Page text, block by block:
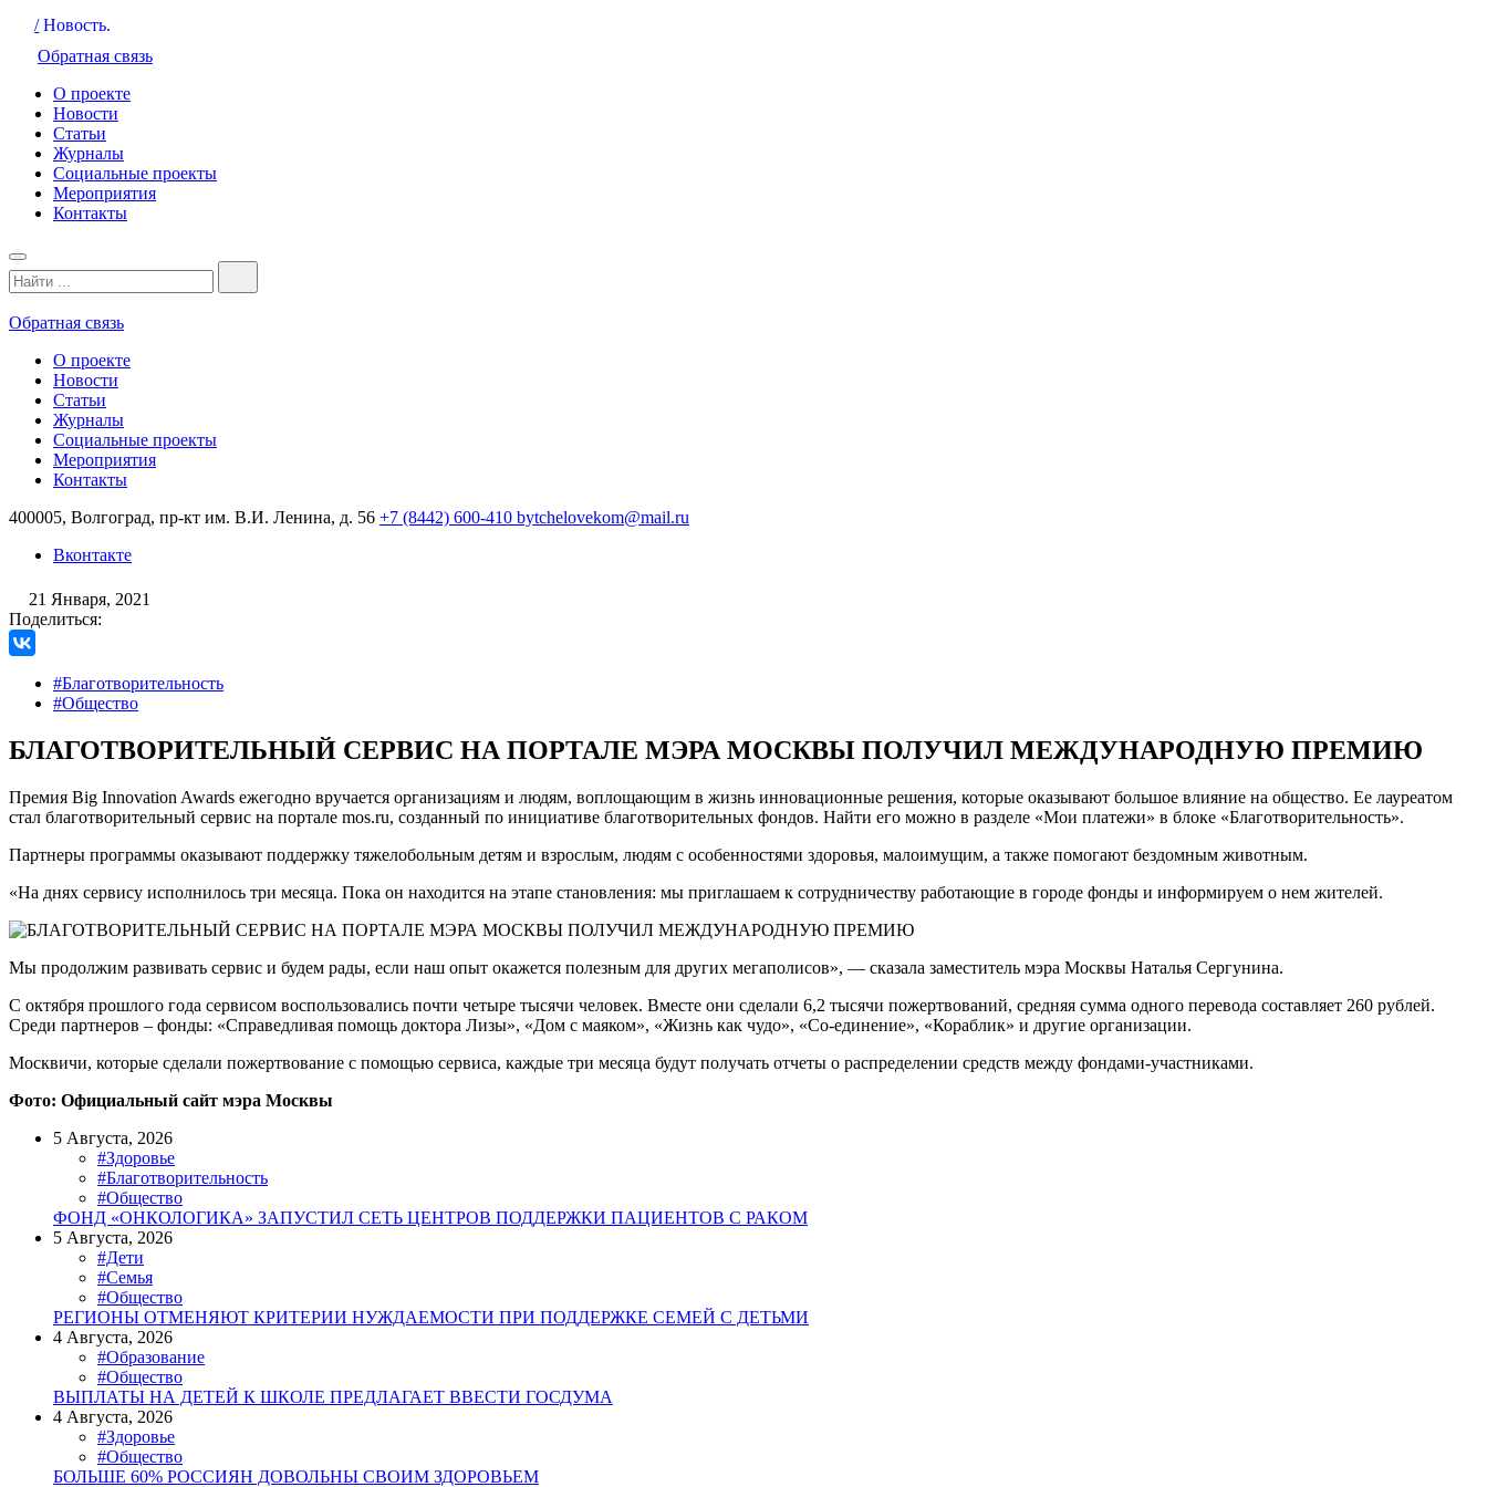
/ Новость.
Обратная связь
О проекте
Новости
Статьи
Журналы
Социальные проекты
Мероприятия
Контакты
Обратная связь
О проекте
Новости
Статьи
Журналы
Социальные проекты
Мероприятия
Контакты
400005, Волгоград, пр-кт им. В.И. Ленина, д. 56 +7 (8442) 600-410 bytchelovekom@mail.ru
Вконтакте
21 Января, 2021
Поделиться:
#Благотворительность
#Общество
БЛАГОТВОРИТЕЛЬНЫЙ СЕРВИС НА ПОРТАЛЕ МЭРА МОСКВЫ ПОЛУЧИЛ МЕЖДУНАРОДНУЮ ПРЕМИЮ
Премия Big Innovation Awards ежегодно вручается организациям и людям, воплощающим в жизнь инновационные решения, которые оказывают большое влияние на общество. Ее лауреатом
стал благотворительный сервис на портале mos.ru, созданный по инициативе благотворительных фондов. Найти его можно в разделе «Мои платежи» в блоке «Благотворительность».
Партнеры программы оказывают поддержку тяжелобольным детям и взрослым, людям с особенностями здоровья, малоимущим, а также помогают бездомным животным.
«На днях сервису исполнилось три месяца. Пока он находится на этапе становления: мы приглашаем к сотрудничеству работающие в городе фонды и информируем о нем жителей.
Мы продолжим развивать сервис и будем рады, если наш опыт окажется полезным для других мегаполисов», — сказала заместитель мэра Москвы Наталья Сергунина.
С октября прошлого года сервисом воспользовались почти четыре тысячи человек. Вместе они сделали 6,2 тысячи пожертвований, средняя сумма одного перевода составляет 260 рублей.
Среди партнеров – фонды: «Справедливая помощь доктора Лизы», «Дом с маяком», «Жизнь как чудо», «Со-единение», «Кораблик» и другие организации.
Москвичи, которые сделали пожертвование с помощью сервиса, каждые три месяца будут получать отчеты о распределении средств между фондами-участниками.
Фото: Официальный сайт мэра Москвы
5 Августа, 2026
#Здоровье
#Благотворительность
#Общество
ФОНД «ОНКОЛОГИКА» ЗАПУСТИЛ СЕТЬ ЦЕНТРОВ ПОДДЕРЖКИ ПАЦИЕНТОВ С РАКОМ
5 Августа, 2026
#Дети
#Семья
#Общество
РЕГИОНЫ ОТМЕНЯЮТ КРИТЕРИИ НУЖДАЕМОСТИ ПРИ ПОДДЕРЖКЕ СЕМЕЙ С ДЕТЬМИ
4 Августа, 2026
#Образование
#Общество
ВЫПЛАТЫ НА ДЕТЕЙ К ШКОЛЕ ПРЕДЛАГАЕТ ВВЕСТИ ГОСДУМА
4 Августа, 2026
#Здоровье
#Общество
БОЛЬШЕ 60% РОССИЯН ДОВОЛЬНЫ СВОИМ ЗДОРОВЬЕМ